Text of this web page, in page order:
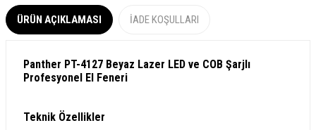
ÜRÜN AÇIKLAMASI İADE KOŞULLARI
Panther PT-4127 Beyaz Lazer LED ve COB Şarjlı
Profesyonel El Feneri
Teknik Özellikler